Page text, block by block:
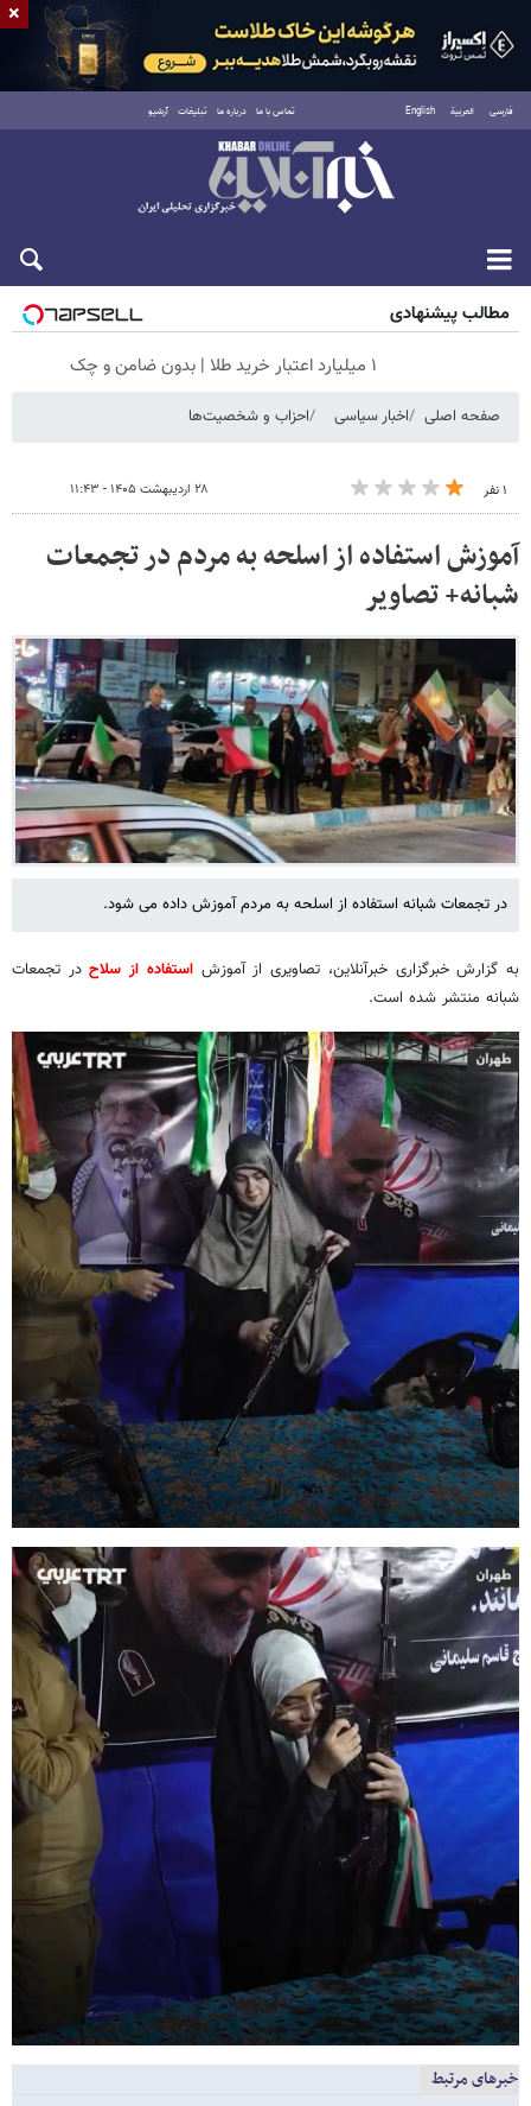
فارسی العربية English تماس با ما درباره ما تبلیغات آرشیو
جمعه ۱۶ مرداد ۱۴۰۵
مطالب پیشنهادی
۱ میلیارد اعتبار خرید طلا | بدون ضامن و چک
صفحه اصلی اخبار سیاسی احزاب و شخصیت‌ها
۱ نفر ۲۸ اردیبهشت ۱۴۰۵ - ۱۱:۴۳
آموزش استفاده از اسلحه به مردم در تجمعات
شبانه+ تصاویر
در تجمعات شبانه استفاده از اسلحه به مردم آموزش داده می شود.
به گزارش خبرگزاری خبرآنلاین، تصاویری از آموزش استفاده از سلاحدر تجمعات
شبانه منتشر شده است.
خبرهای مرتبط
×